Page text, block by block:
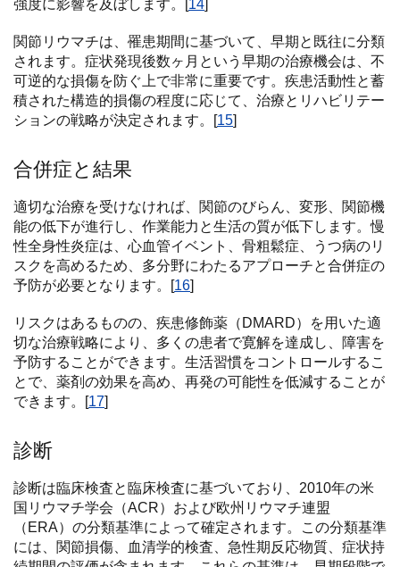
強度に影響を及ぼします。[14]
関節リウマチは、罹患期間に基づいて、早期と既往に分類
されます。症状発現後数ヶ月という早期の治療機会は、不
可逆的な損傷を防ぐ上で非常に重要です。疾患活動性と蓄
積された構造的損傷の程度に応じて、治療とリハビリテー
ションの戦略が決定されます。[15]
合併症と結果
適切な治療を受けなければ、関節のびらん、変形、関節機
能の低下が進行し、作業能力と生活の質が低下します。慢
性全身性炎症は、心血管イベント、骨粗鬆症、うつ病のリ
スクを高めるため、多分野にわたるアプローチと合併症の
予防が必要となります。[16]
リスクはあるものの、疾患修飾薬（DMARD）を用いた適
切な治療戦略により、多くの患者で寛解を達成し、障害を
予防することができます。生活習慣をコントロールするこ
とで、薬剤の効果を高め、再発の可能性を低減することが
できます。[17]
診断
診断は臨床検査と臨床検査に基づいており、2010年の米
国リウマチ学会（ACR）および欧州リウマチ連盟
（ERA）の分類基準によって確定されます。この分類基準
には、関節損傷、血清学的検査、急性期反応物質、症状持